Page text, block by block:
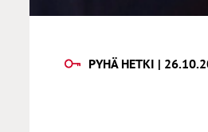
PYHÄ HETKI |